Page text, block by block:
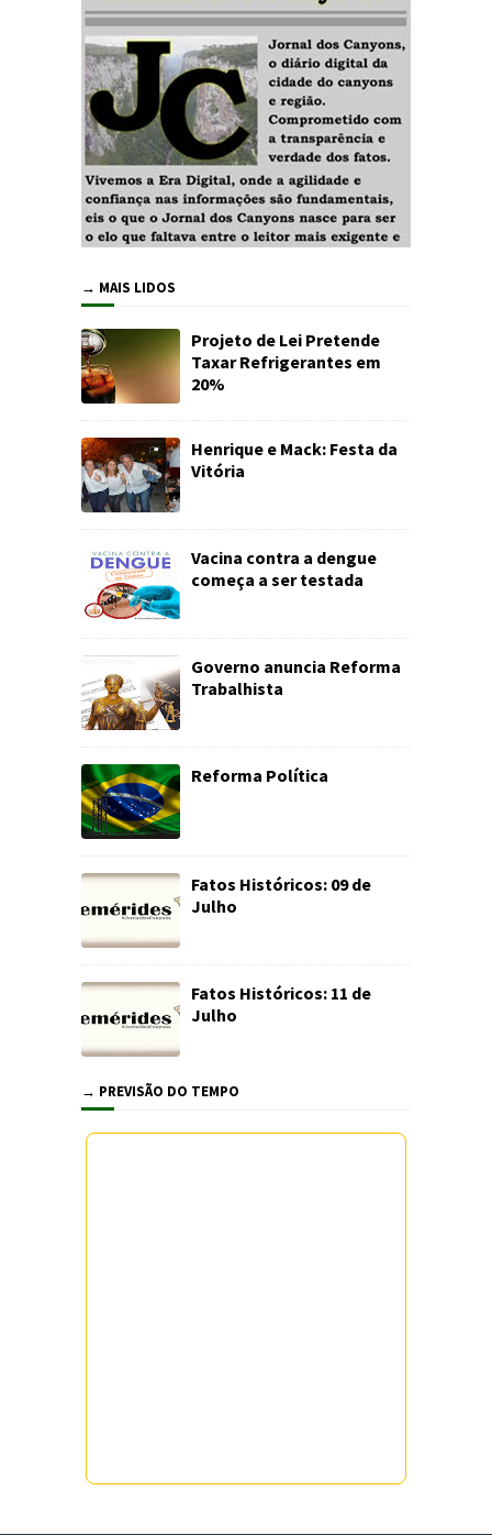
→ MAIS LIDOS
Projeto de Lei Pretende
Taxar Refrigerantes em
20%
Henrique e Mack: Festa da
Vitória
Vacina contra a dengue
começa a ser testada
Governo anuncia Reforma
Trabalhista
Reforma Política
Fatos Históricos: 09 de
Julho
Fatos Históricos: 11 de
Julho
→ PREVISÃO DO TEMPO